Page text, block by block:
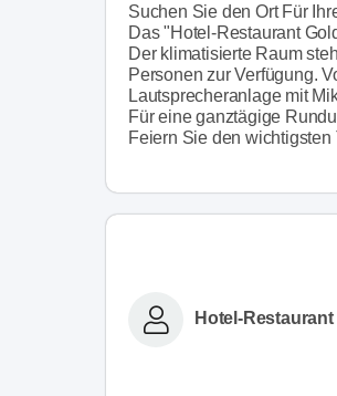
Suchen Sie den Ort Für
Das "Hotel-Restaurant
Der klimatisierte Raum
Personen zur Verfügung.
Lautsprecheranlage mit
Für eine ganztägige
Feiern Sie den
Hotel-